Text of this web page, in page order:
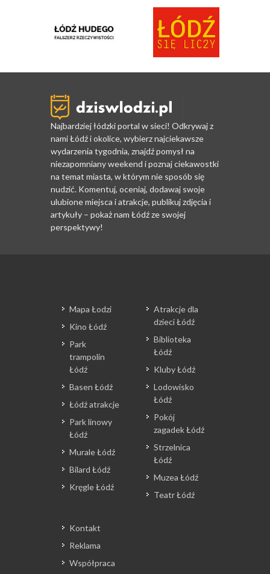
Najbardziej łódzki portal w sieci! Odkrywaj z
nami Łódź i okolice, wybierz najciekawsze
wydarzenia tygodnia, znajdź pomysł na
niezapomniany weekend i poznaj ciekawostki
na temat miasta, w którym nie sposób się
nudzić. Komentuj, oceniaj, dodawaj swoje
ulubione miejsca i atrakcje, publikuj zdjęcia i
artykuły – pokaż nam Łódź ze swojej
perspektywy!
Mapa Łodzi
Kino Łódź
Park
trampolin
Łódź
Basen Łódź
Łódź atrakcje
Park linowy
Łódź
Murale Łódź
Bilard Łódź
Kręgle Łódź
Atrakcje dla
dzieci Łódź
Biblioteka
Łódź
Kluby Łódź
Lodowisko
Łódź
Pokój
zagadek Łódź
Strzelnica
Łódź
Muzea Łódź
Teatr Łódź
Kontakt
Reklama
Współpraca